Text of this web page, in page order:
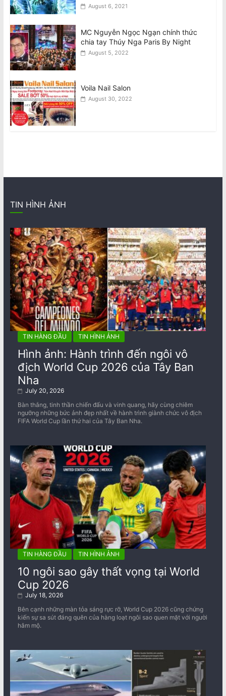
August 6, 2021
MC Nguyễn Ngọc Ngạn chính thức
chia tay Thúy Nga Paris By Night
August 5, 2022
Voila Nail Salon
August 30, 2022
TIN HÌNH ẢNH
TIN HÀNG ĐẦU TIN HÌNH ẢNH
Hình ảnh: Hành trình đến ngôi vô
địch World Cup 2026 của Tây Ban
Nha
July 20, 2026
Bàn thắng, tinh thần chiến đấu và vinh quang, hãy cùng chiêm
ngưỡng những bức ảnh đẹp nhất về ​​hành trình giành chức vô địch
FIFA World Cup lần thứ hai của Tây Ban Nha.
TIN HÀNG ĐẦU TIN HÌNH ẢNH
10 ngôi sao gây thất vọng tại World
Cup 2026
July 18, 2026
Bên cạnh những màn tỏa sáng rực rỡ, World Cup 2026 cũng chứng
kiến sự sa sút đáng quên của hàng loạt ngôi sao quen mặt với người
hâm mộ.